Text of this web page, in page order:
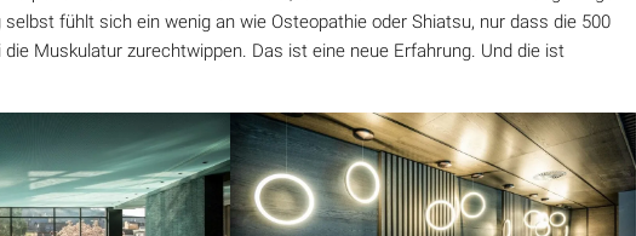
selbst fühlt sich ein wenig an wie Osteopathie oder Shiatsu, nur dass die 500
die Muskulatur zurechtwippen. Das ist eine neue Erfahrung. Und die ist